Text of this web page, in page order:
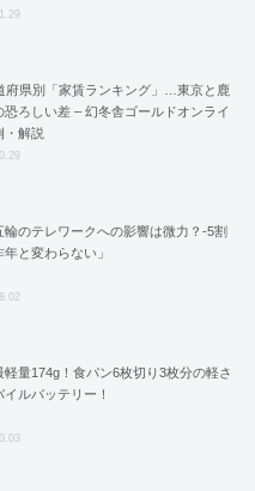
府県別「家賃ランキング」…東京と鹿
恐ろしい差 – 幻冬舎ゴールドオンライ
・解説
輪のテレワークへの影響は微力？‐5割
年と変わらない」
軽量174g！食パン6枚切り3枚分の軽さ
イルバッテリー！